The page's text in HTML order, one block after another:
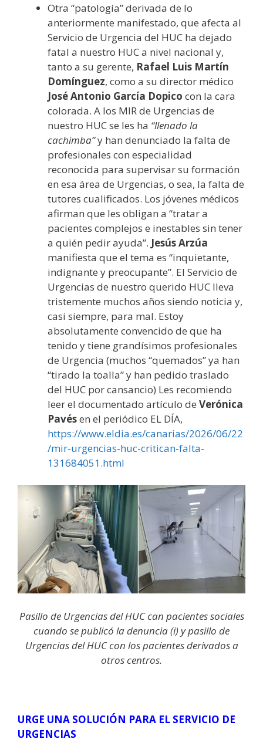
Otra “patología” derivada de lo
anteriormente manifestado, que afecta al
Servicio de Urgencia del HUC ha dejado
fatal a nuestro HUC a nivel nacional y,
tanto a su gerente, Rafael Luis Martín
Domínguez, como a su director médico
José Antonio García Dopico con la cara
colorada. A los MIR de Urgencias de
nuestro HUC se les ha “llenado la
cachimba”y han denunciado la falta de
profesionales con especialidad
reconocida para supervisar su formación
en esa área de Urgencias, o sea, la falta de
tutores cualificados. Los jóvenes médicos
afirman que les obligan a “tratar a
pacientes complejos e inestables sin tener
a quién pedir ayuda”. Jesús Arzúa
manifiesta que el tema es “inquietante,
indignante y preocupante”. El Servicio de
Urgencias de nuestro querido HUC lleva
tristemente muchos años siendo noticia y,
casi siempre, para mal. Estoy
absolutamente convencido de que ha
tenido y tiene grandísimos profesionales
de Urgencia (muchos “quemados” ya han
“tirado la toalla” y han pedido traslado
del HUC por cansancio) Les recomiendo
leer el documentado artículo de Verónica
Pavésen el periódico EL DÍA,
https://www.eldia.es/canarias/2026/06/22
/mir-urgencias-huc-critican-falta-
131684051.html
Pasillo de Urgencias del HUC can pacientes sociales
cuando se publicó la denuncia (i) y pasillo de
Urgencias del HUC con los pacientes derivados a
otros centros.
URGE UNA SOLUCIÓN PARA EL SERVICIO DE
URGENCIAS